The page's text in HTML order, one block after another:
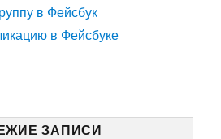
в Фейсбук
в Фейсбуке
ЗАПИСИ